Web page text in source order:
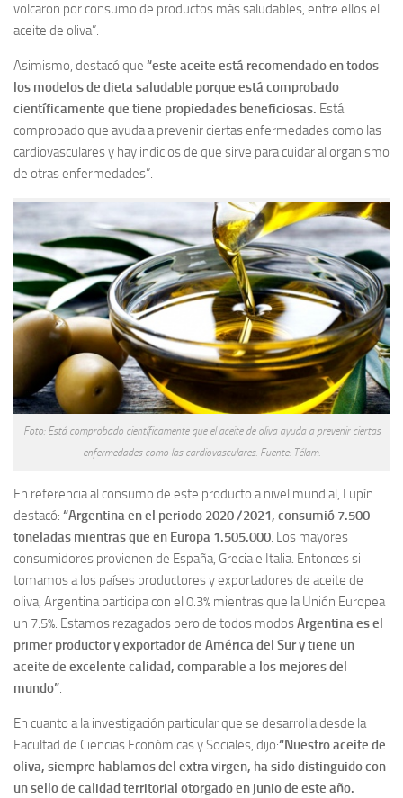
volcaron por consumo de productos más saludables, entre ellos el
aceite de oliva”.
Asimismo, destacó que “este aceite está recomendado en todos
los modelos de dieta saludable porque está comprobado
científicamente que tiene propiedades beneficiosas. Está
comprobado que ayuda a prevenir ciertas enfermedades como las
cardiovasculares y hay indicios de que sirve para cuidar al organismo
de otras enfermedades”.
Foto: Está comprobado científicamente que el aceite de oliva ayuda a prevenir ciertas
enfermedades como las cardiovasculares. Fuente: Télam.
En referencia al consumo de este producto a nivel mundial, Lupín
destacó: “Argentina en el periodo 2020 /2021, consumió 7.500
toneladas mientras que en Europa 1.505.000. Los mayores
consumidores provienen de España, Grecia e Italia. Entonces si
tomamos a los países productores y exportadores de aceite de
oliva, Argentina participa con el 0.3% mientras que la Unión Europea
un 7.5%. Estamos rezagados pero de todos modosArgentina es el
primer productor y exportador de América del Sur y tiene un
aceite de excelente calidad, comparable a los mejores del
mundo”.
En cuanto a la investigación particular que se desarrolla desde la
Facultad de Ciencias Económicas y Sociales, dijo:“Nuestro aceite de
oliva, siempre hablamos del extra virgen, ha sido distinguido con
un sello de calidad territorial otorgado en junio de este año.